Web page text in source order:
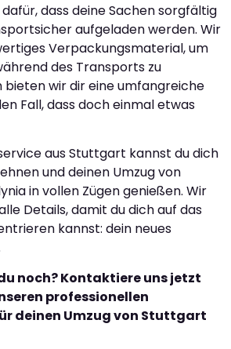
dass deine Sachen sorgfältig
aufgeladen werden. Wir
Verpackungsmaterial, um
des Transports zu
bieten wir dir eine umfangreiche
Fall, dass doch einmal etwas
aus Stuttgart kannst du dich
und deinen Umzug von
in vollen Zügen genießen. Wir
Details, damit du dich auf das
kannst: dein neues
noch? Kontaktiere uns jetzt
professionellen
deinen Umzug von Stuttgart